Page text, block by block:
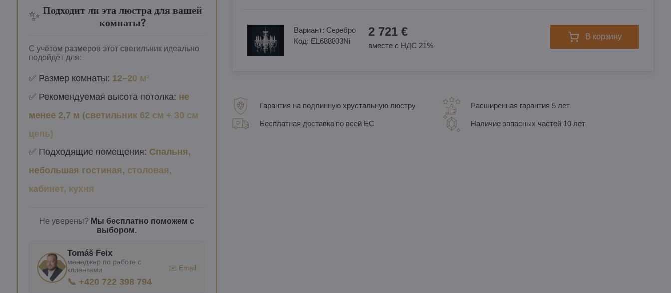
✨ Подходит ли эта люстра для вашей
комнаты?
С учётом размеров этот светильник идеально
подойдёт для:
✅ Размер комнаты: 12–20 м²
✅ Рекомендуемая высота потолка: не
менее 2,7 м (светильник 62 см + 30 см
цепь)
✅ Подходящие помещения: Спальня,
небольшая гостиная, столовая,
кабинет, кухня
Не уверены? Мы бесплатно поможем с
выбором.
Tomáš Feix
менеджер по работе с
клиентами
📞 +420 722 398 794
✉️ Email
Вариант: Cеребро
Код: EL688803Ni
2 721 €
вместе с НДС 21%
в корзину
Гарантия на подлинную хрустальную люстру
Бесплатная доставка по всей ЕС
Расширенная гарантия 5 лет
Наличие запасных частей 10 лет